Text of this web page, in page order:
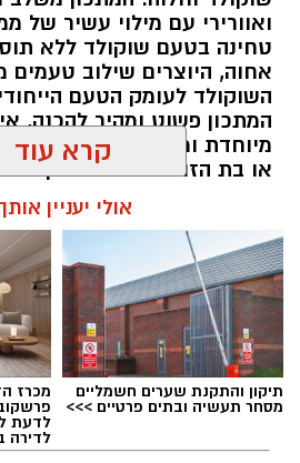
ואוורירי עם מילוי עשיר של
טחינה בטעם שוקולד ללא
אחוה, היוצרים שילוב טעמים
השוקולד לעומק הטעם
המתכון פשוט ומהיר להכנה,
מיוחדת ומתאים לכל מי
או בת הזוג במחווה מתוקה
מדובר בארוחת בוקר מפנקת,
רומנטית או פינוק זוגי בסוף
בטעם שוקולד וחלוה יהפוך
אהבה. ט"ו באב שמח!
להאזנה לתוכן:
אלדה נתנאל / 09:09 26.07.26
קרא עוד
אולי יעניין
תיקון והתקנת שערים חשמליים
מסחר תעשיה ובתים פרטיים >>>
מכרז
לדעת
לדירה